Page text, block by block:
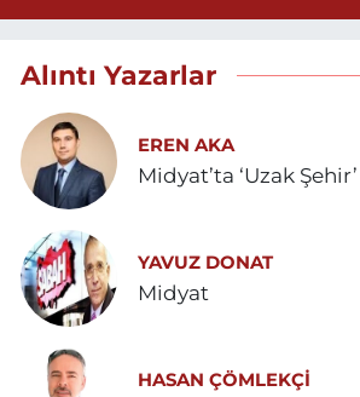
Alıntı Yazarlar
EREN AKA
Midyat’ta ‘Uzak
YAVUZ DONAT
Midyat
HASAN ÇÖMLEKÇİ